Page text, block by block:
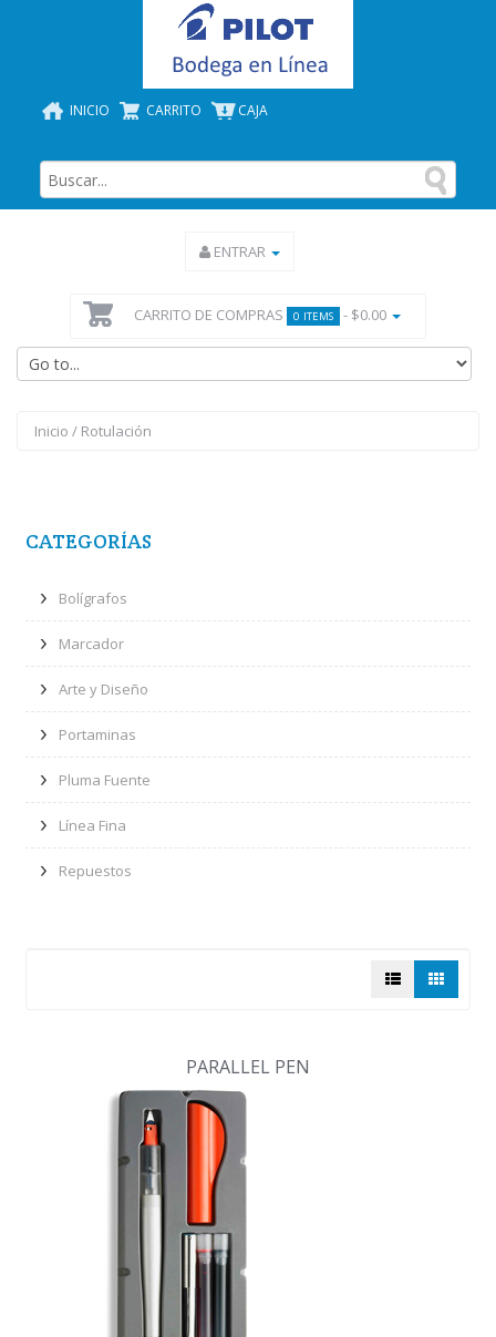
INICIO CARRITO CAJA
ENTRAR
CARRITO DE COMPRAS 0 ITEMS - $0.00
Inicio / Rotulación
CATEGORÍAS
Bolígrafos
Marcador
Arte y Diseño
Portaminas
Pluma Fuente
Línea Fina
Repuestos
PARALLEL PEN